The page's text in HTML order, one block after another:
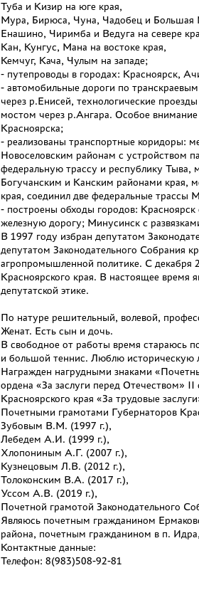
Туба и Кизир на юге края,
Мура, Бирюса, Чуна, Чадобец и Большая
Енашино, Чиримба и Ведуга на севере
Кан, Кунгус, Мана на востоке края,
Кемчуг, Кача, Чулым на западе;
- путепроводы в городах: Красноярск,
- автомобильные дороги по
через р.Енисей, технологические
мостом через р.Ангара. Особое
Красноярска;
- реализованы транспортные коридоры:
Новоселовским районам с устройством
федеральную трассу и республику
Богучанским и Канским районами края,
края, соединил две федеральные
- построены обходы городов:
железную дорогу; Минусинск с
В 1997 году избран депутатом
депутатом Законодательного Собрания
агропромышленной политике. С декабря
Красноярского края. В настоящее время
депутатской этике.
По натуре решительный, волевой,
Женат. Есть сын и дочь.
В свободное от работы время стараюсь
и большой теннис. Люблю историческую
Награжден нагрудными знаками
ордена «За заслуги перед Отечеством»
Красноярского края «За трудовые
Почетными грамотами Губернаторов
Зубовым В.М. (1997 г.),
Лебедем А.И. (1999 г.),
Хлопониным А.Г. (2007 г.),
Кузнецовым Л.В. (2012 г.),
Толоконским В.А. (2017 г.),
Уссом А.В. (2019 г.),
Почетной грамотой Законодательного
Являюсь почетным гражданином
района, почетным гражданином в п.
Контактные данные:
Телефон: 8(983)508-92-81